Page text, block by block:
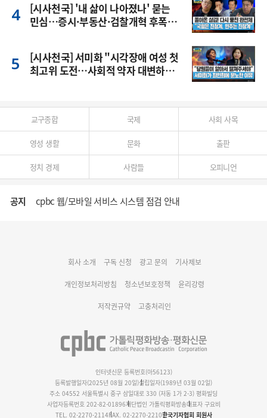
[시사천국] '내 삶이 나아졌나' 묻는
민심…증시·부동산·검찰개혁 후폭
[시사천국] 서미화 "시각장애 여성 첫
최고위 도전…사회적 약자 대변하겠
교구종합 국제 사회 사목
영성 생활 문화 출판
정치 경제 사람들 오피니언
공지 cpbc 웹/모바일 서비스 시스템 점검 안내
명동 미디어큐브 & 1898 미디어월 공모전 수상작 발표
회사 소개 구독 신청 광고 문의 기사제보
개인정보처리방침 청소년보호정책 윤리강령
저작권규약 고충처리인
인터넷신문 등록번호(아56123)
등록발행일자(2025년 08월 20일)설립일자(1989년 03월 02일)
주소 04552 서울특별시 중구 삼일대로 330 (저동 1가 2-3) 평화빌딩
사업자등록번호 202-82-01896재단법인 가톨릭평화방송대표자 구요비
TEL. 02-2270-2114FAX. 02-2270-2210한국기자협회 회원사